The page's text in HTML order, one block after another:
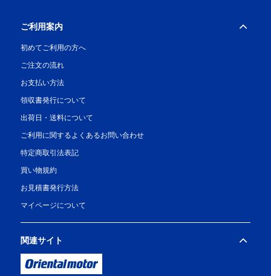
ご利用案内
初めてご利用の方へ
ご注文の流れ
お支払い方法
領収書発行について
出荷日・送料について
ご利用に関するよくあるお問い合わせ
特定商取引法表記
買い物規約
お見積書発行方法
マイページについて
関連サイト